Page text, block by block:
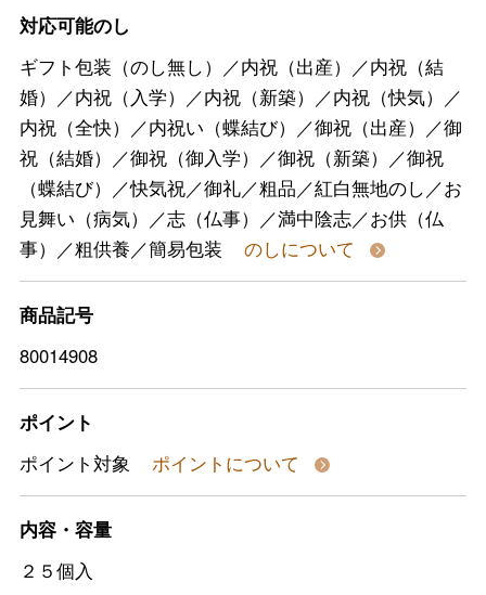
対応可能のし
ギフト包装（のし無し）／内祝（出産）／内祝（結
婚）／内祝（入学）／内祝（新築）／内祝（快気）／
内祝（全快）／内祝い（蝶結び）／御祝（出産）／御
祝（結婚）／御祝（御入学）／御祝（新築）／御祝
（蝶結び）／快気祝／御礼／粗品／紅白無地のし／お
見舞い（病気）／志（仏事）／満中陰志／お供（仏
事）／粗供養／簡易包装
のしについて
商品記号
80014908
ポイント
ポイント対象
ポイントについて
内容・容量
２５個入